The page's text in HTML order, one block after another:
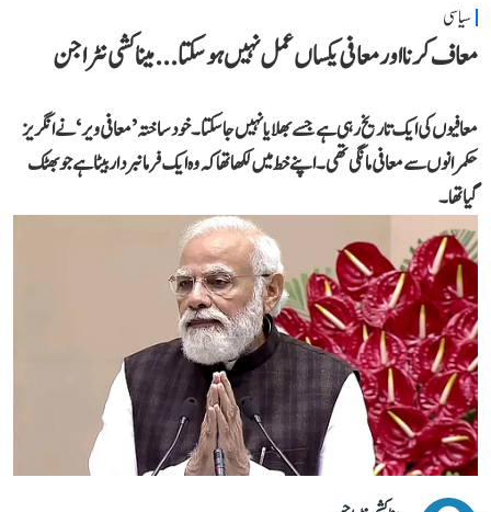
سیاسی
معاف کرنا اور معافی یکساں عمل نہیں ہو سکتا... میناکشی نٹراجن
معافیوں کی ایک تاریخ رہی ہے جسے بھلایا نہیں جا سکتا۔ خود ساختہ ’معافی ویر‘ نے انگریز
حکمرانوں سے معافی مانگی تھی۔ اپنے خط میں لکھا تھا کہ وہ ایک فرمانبردار بیٹا ہے جو بھٹک
گیا تھا۔